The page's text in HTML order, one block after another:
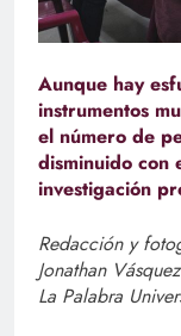
Aunque hay
instrumentos
el número de
disminuido con
investigación
Redacción y
Jonathan Vásquez
La Palabra